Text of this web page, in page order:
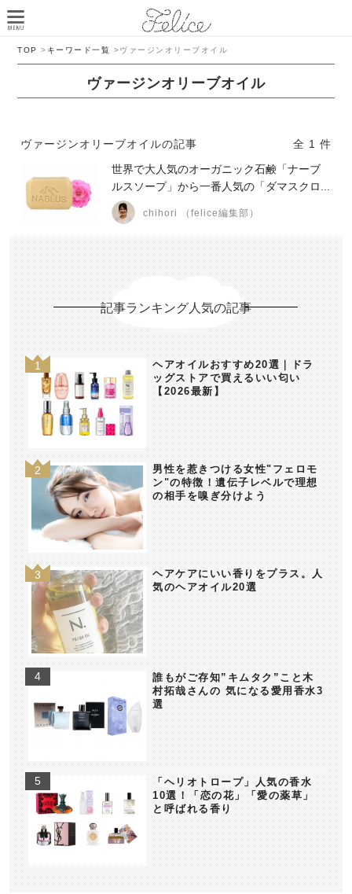
TOP > キーワード一覧 >ヴァージンオリーブオイル
ヴァージンオリーブオイル
ヴァージンオリーブオイルの記事
全 1 件
世界で大人気のオーガニック石鹸「ナーブ
ルスソープ」から一番人気の「ダマスクロ...
chihori （felice編集部）
記事ランキング人気の記事
ヘアオイルおすすめ20選｜ドラ
ッグストアで買えるいい匂い
【2026最新】
男性を惹きつける女性"フェロモ
ン"の特徴！遺伝子レベルで理想
の相手を嗅ぎ分けよう
ヘアケアにいい香りをプラス。人
気のヘアオイル20選
誰もがご存知”キムタク”こと木
村拓哉さんの 気になる愛用香水3
選
「ヘリオトロープ」人気の香水
10選！「恋の花」「愛の薬草」
と呼ばれる香り